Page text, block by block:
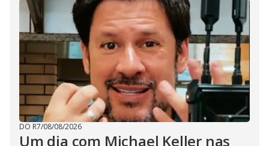
DO R7/08/08/2026
Um dia com Michael Keller nas